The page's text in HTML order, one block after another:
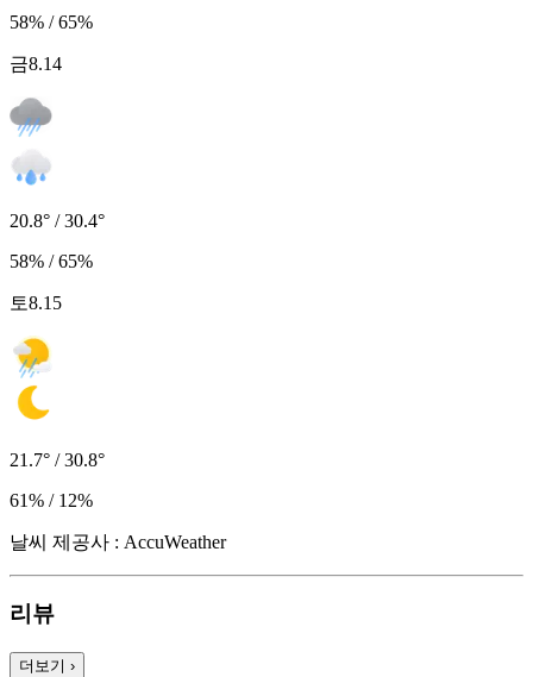
58% / 65%
금8.14
20.8° / 30.4°
58% / 65%
토8.15
21.7° / 30.8°
61% / 12%
날씨 제공사 : AccuWeather
리뷰
더보기 ›